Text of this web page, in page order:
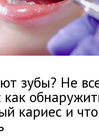
зубы? Не
как
кариес и что